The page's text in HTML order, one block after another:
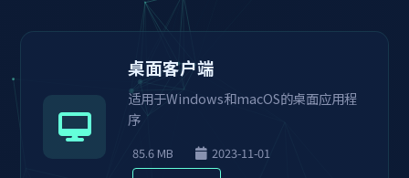
桌面客户端
适用于Windows和macOS的桌面应用程
序
85.6 MB 2023-11-01